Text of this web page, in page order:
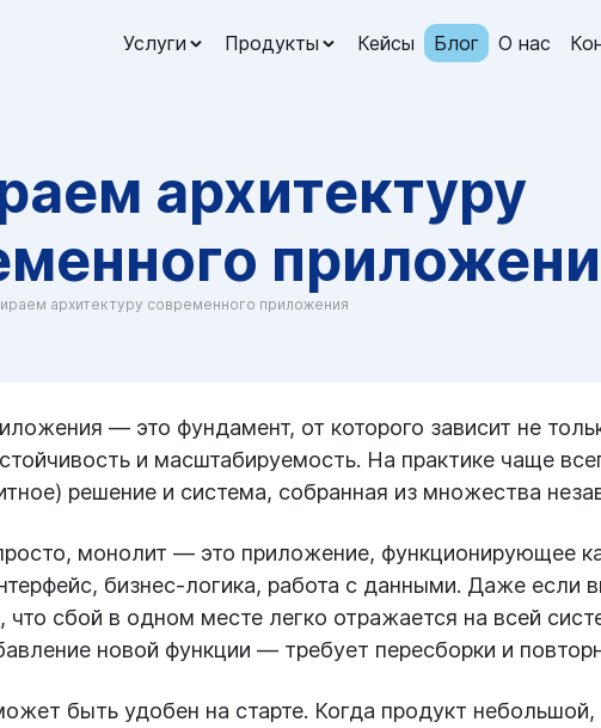
Услуги Продукты Кейсы Блог О нас
архитектуру
архитектуру современного приложения
— это фундамент, от которого зависит не
и масштабируемость. На практике чаще
решение и система, собранная из множества
монолит — это приложение, функционирующее
бизнес-логика, работа с данными. Даже если
что сбой в одном месте легко отражается на всей
новой функции — требует пересборки и
быть удобен на старте. Когда продукт